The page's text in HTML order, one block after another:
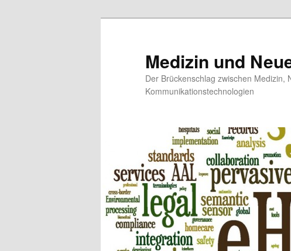
Medizin und
Der Brückenschlag zwischen
Kommunikationstechnologien